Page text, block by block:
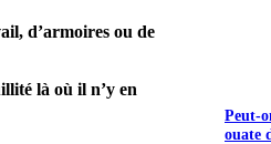
d’armoires ou de
là où il n’y en
Peut-
ouate